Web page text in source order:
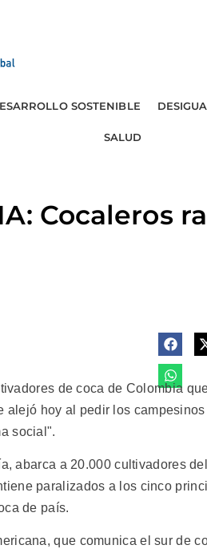
SOSTENIBLE
SALUD
Cocaleros
de coca de Colombia
hoy al pedir los
social".
abarca a 20.000 cultivadores
paralizados a los cinco
de país.
que comunica el sur de